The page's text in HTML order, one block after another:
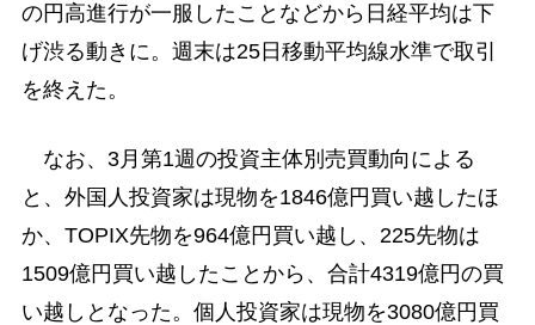
の円高進行が一服したことなどから日経平均は下
げ渋る動きに。週末は25日移動平均線水準で取引
を終えた。
なお、3月第1週の投資主体別売買動向による
と、外国人投資家は現物を1846億円買い越したほ
か、TOPIX先物を964億円買い越し、225先物は
1509億円買い越したことから、合計4319億円の買
い越しとなった。個人投資家は現物を3080億円買